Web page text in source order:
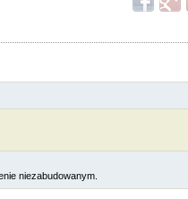
niezabudowanym.